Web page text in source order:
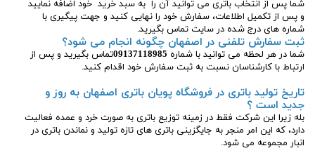
شما پس از انتخاب باتری می توانید آن را به سبد خرید خود اضافه نمایید
و پس از تکمیل اطلاعات، سفارش خود را نهایی کنید و جهت پیگیری با
شماره های درج شده در سایت تماس بگیرید.
ثبت سفارش تلفنی در اصفهان چگونه انجام می شود؟
شما در هر لحظه می توانید با شماره 09137118985تماس بگیرید و پس از
ارتباط با کارشناسان نسبت به ثبت سفارش خود اقدام کنید.
تاریخ تولید باتری در فروشگاه پویان باتری اصفهان به روز و
جدید است ؟
بله زیرا این شرکت فقط در زمینه توزیع باتری به صورت خرد و عمده فعالیت
دارد، که این امر منجر به جایگزینی باتری های تازه تولید و نماندن باتری در
انبار مجموعه می شود.